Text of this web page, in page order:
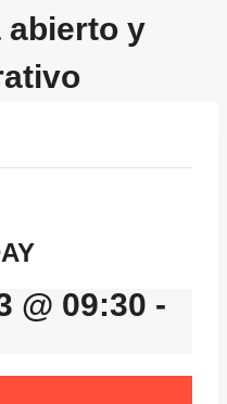
abierto y
@ 09:30 -